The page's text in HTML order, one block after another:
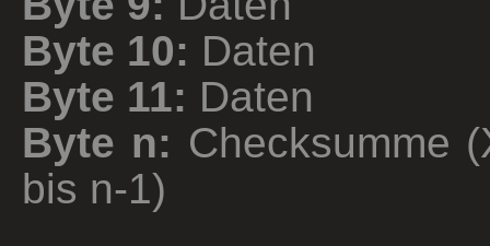
Byte 10: Daten
Byte 11: Daten
Byte n: Checksumme
bis n-1)